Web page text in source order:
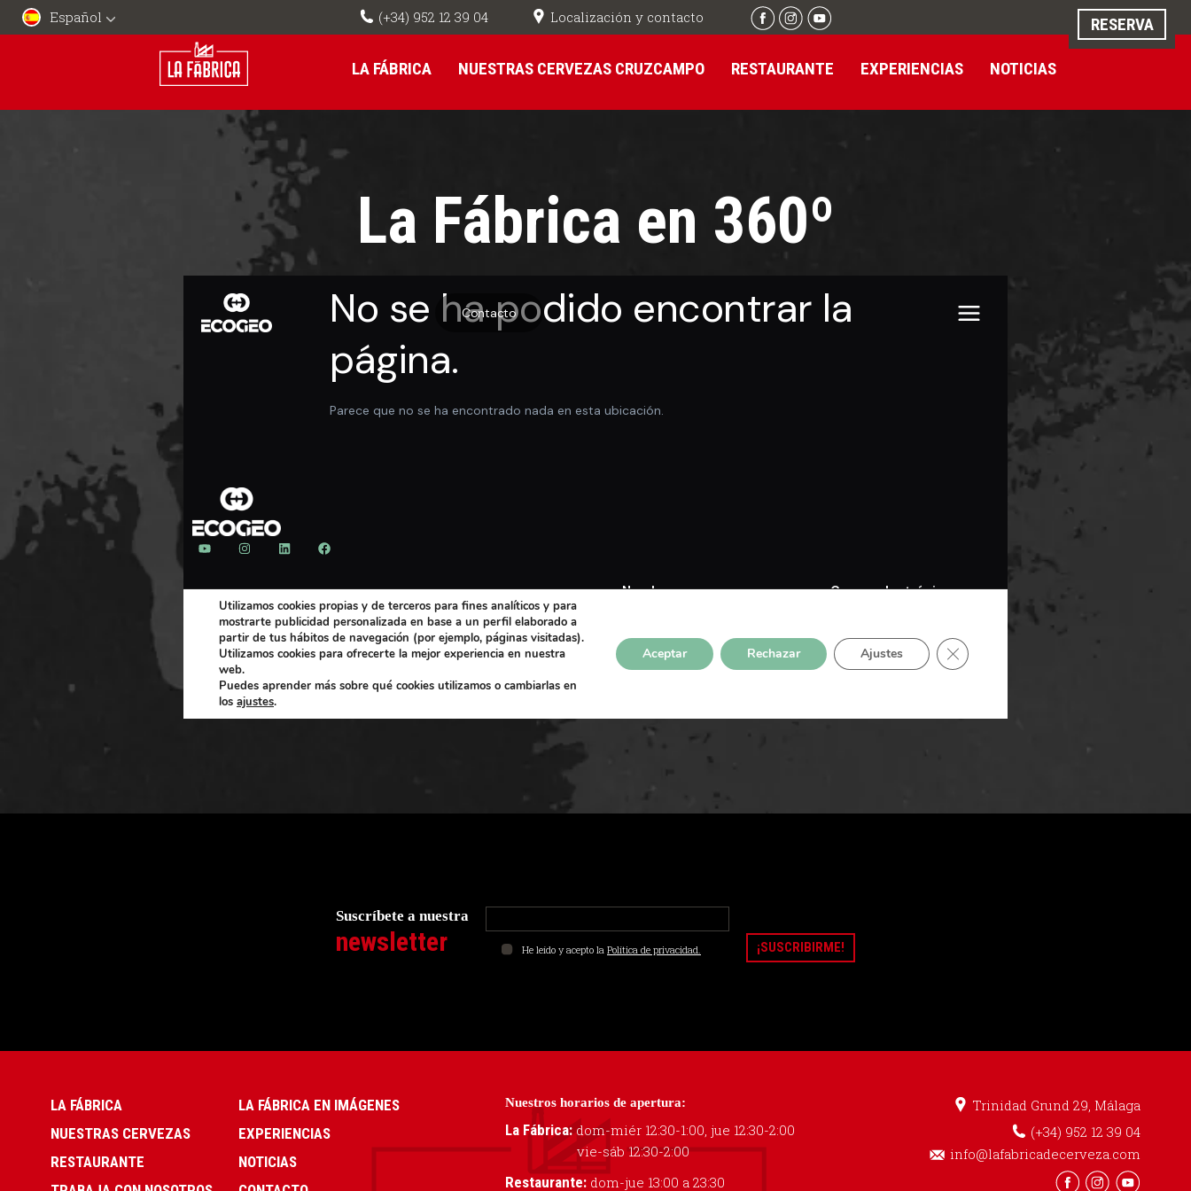
Español (+34) 952 12 39 04 Localización y contacto RESERVA
LA FÁBRICA NUESTRAS CERVEZAS CRUZCAMPO RESTAURANTE EXPERIENCIAS NOTICIAS
La Fábrica en 360º
Suscríbete a nuestra
newsletter He leído y acepto la Política de privacidad.
LA FÁBRICA
NUESTRAS CERVEZAS
RESTAURANTE
LA FÁBRICA EN IMÁGENES
EXPERIENCIAS
NOTICIAS
Nuestros horarios de apertura:
La Fábrica:dom-miér 12:30-1:00, jue 12:30-2:00
vie-sáb 12:30-2:00
Restaurante: dom-jue 13:00 a 23:30
Trinidad Grund 29, Málaga
(+34) 952 12 39 04
info@lafabricadecerveza.com